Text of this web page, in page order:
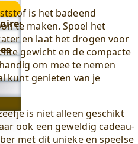
is het badeend
te maken. Spoel het
en laat het drogen voor
gewicht en de compacte
om mee te nemen
kunt genieten van je
is niet alleen geschikt
ook een geweldig cadeau-
met dit unieke en speelse